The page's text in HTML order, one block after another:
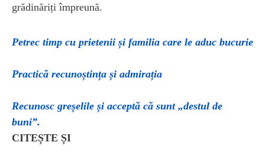
grădinăriți împreună.
Petrec timp cu prietenii și familia care le aduc bucurie
Practică recunoștința și admirația
Recunosc greșelile și acceptă că sunt „destul de
buni”.
CITEȘTE ȘI